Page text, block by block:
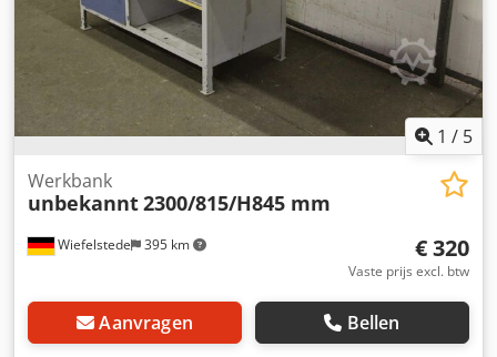
1 / 5
Wiefelstede 395 km
Werkbank
unbekannt2300/815/H845 mm
€ 320
Vaste prijs excl. btw
Aanvragen Bellen